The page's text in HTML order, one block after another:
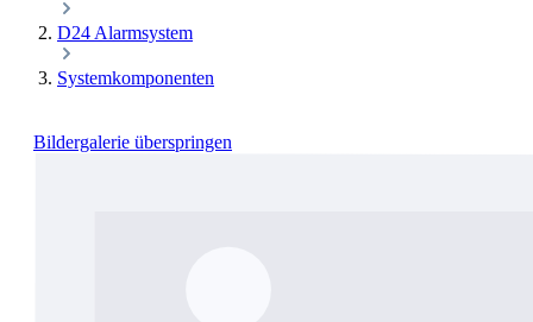
D24 Alarmsystem
Systemkomponenten
Bildergalerie überspringen